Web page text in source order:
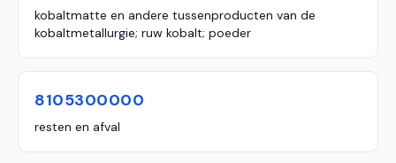
kobaltmatte en andere tussenproducten van de
kobaltmetallurgie; ruw kobalt; poeder
8105300000
resten en afval